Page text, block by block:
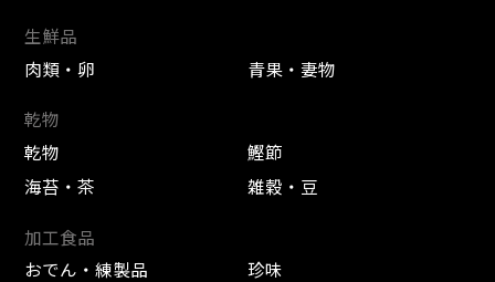
生鮮品
肉類・卵
青果・妻物
乾物
乾物
鰹節
海苔・茶
雑穀・豆
加工食品
おでん・練製品
珍味